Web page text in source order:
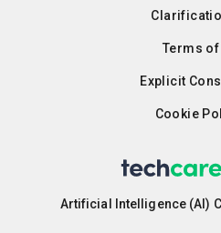
Terms of
Explicit
Cookie
Artificial Intelligence (AI)